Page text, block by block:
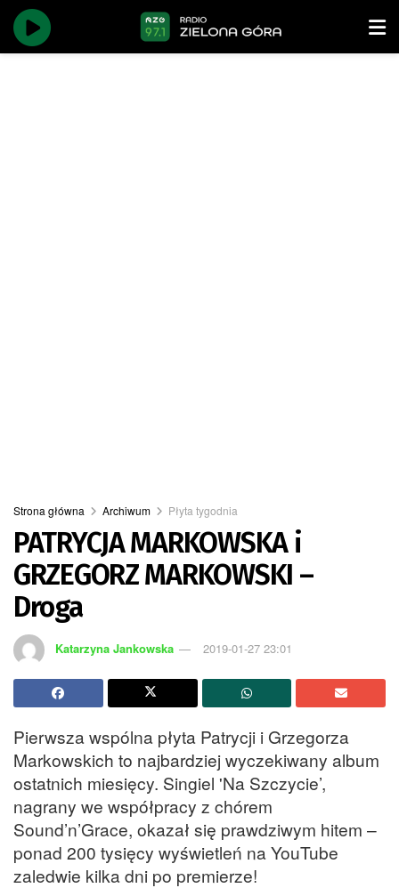
Strona główna Archiwum Płyta tygodnia
PATRYCJA MARKOWSKA i
GRZEGORZ MARKOWSKI –
Droga
Katarzyna Jankowska 2019-01-27 23:01
Pierwsza wspólna płyta Patrycji i Grzegorza
Markowskich to najbardziej wyczekiwany album
ostatnich miesięcy. Singiel 'Na Szczycie’,
nagrany we współpracy z chórem
Sound’n’Grace, okazał się prawdziwym hitem –
ponad 200 tysięcy wyświetleń na YouTube
zaledwie kilka dni po premierze!